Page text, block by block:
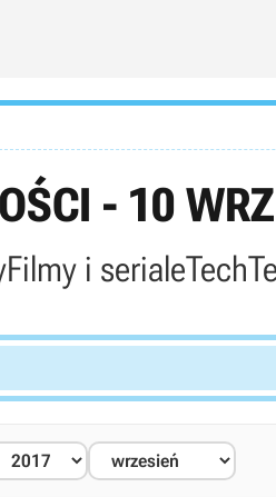
- 10
Filmy i serialeTech